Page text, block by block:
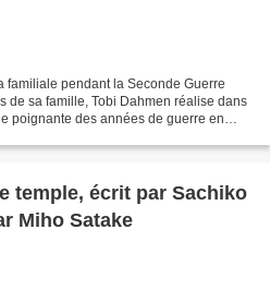
familiale pendant la Seconde Guerre
de sa famille, Tobi Dahmen réalise dans
poignante des années de guerre en
temple, écrit par Sachiko
Miho Satake